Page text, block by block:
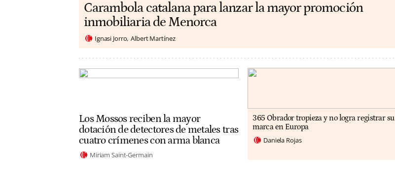
Carambola catalana para lanzar la mayor promoción
inmobiliaria de Menorca
Ignasi Jorro Albert Martínez
Los Mossos reciben la mayor
dotación de detectores de metales tras
cuatro crímenes con arma blanca
Miriam Saint-Germain
365 Obrador tropieza y no logra registrar su
marca en Europa
Daniela Rojas